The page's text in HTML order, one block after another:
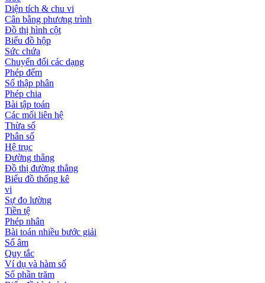
Diện tích & chu vi
Cân bằng phương trình
Đồ thị hình cột
Biểu đồ hộp
Sức chứa
Chuyển đổi các dạng
Phép đếm
Số thập phân
Phép chia
Bài tập toán
Các mối liên hệ
Thừa số
Phân số
Hệ trục
Đường thẳng
Đồ thị đường thẳng
Biểu đồ thống kê
vi
Sự đo lường
Tiền tệ
Phép nhân
Bài toán nhiều bước giải
Số âm
Quy tắc
Ví dụ và hàm số
Số phần trăm